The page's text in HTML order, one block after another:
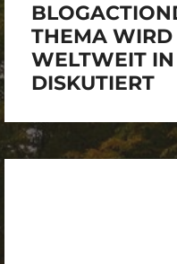
THEMA WIRD
WELTWEIT
DISKUTIERT